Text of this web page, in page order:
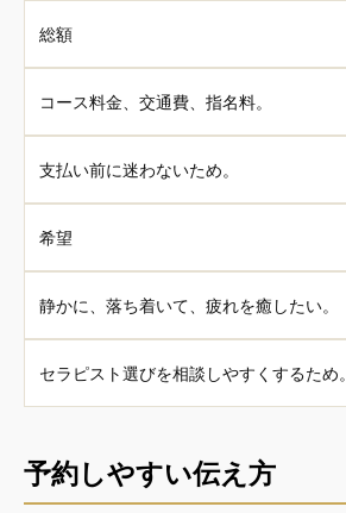
総額
コース料金、交通費、指名料。
支払い前に迷わないため。
希望
静かに、落ち着いて、疲れを癒したい。
セラピスト選びを相談しやすくするため。
予約しやすい伝え方